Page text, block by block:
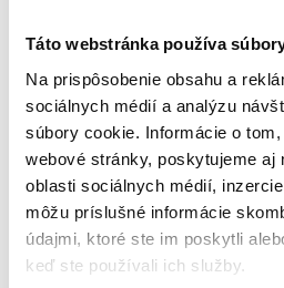
Táto webstránka používa
Na prispôsobenie obsahu a
sociálnych médií a analýzu
súbory cookie. Informácie o
webové stránky, poskytujeme aj
oblasti sociálnych médií,
môžu príslušné informácie
údajmi, ktoré ste im poskytli
keď ste používali ich služby.
podporu farby vlasov. Chráni farbu
Keratín- Vytvára väzby vo vlasovom
vnútornú štruktúru vlasov po farbení.
Sacharidový Izomerát- Prírodný
zaisťuje okamžitú a hĺbkovú
elektrizovanie a zvýrazňuje žiarivosť
Glycerín- Zvlhčujúca a obnovujúca